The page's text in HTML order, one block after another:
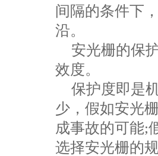
间隔的条件下
沿。
安光栅的保
效度。
保护度即是
少，假如安光
成事故的可能;
选择安光栅的